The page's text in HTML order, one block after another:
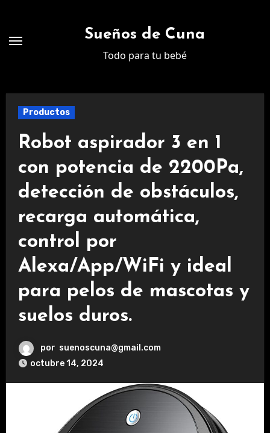
contenido
Sueños de Cuna
Todo para tu bebé
Productos
Robot aspirador 3 en 1
con potencia de 2200Pa,
detección de obstáculos,
recarga automática,
control por
Alexa/App/WiFi y ideal
para pelos de mascotas y
suelos duros.
por suenoscuna@gmail.com
octubre 14, 2024